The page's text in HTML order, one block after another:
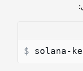
$ solana-